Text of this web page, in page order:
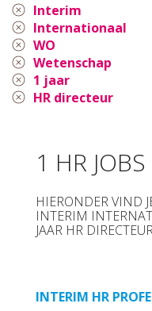
Interim
Internationaal
WO
Wetenschap
1 jaar
HR directeur
1 HR
HIERONDER VIND
INTERIM
JAAR HR
INTERIM HR